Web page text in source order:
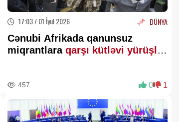
17:03 / 01 İyul 2026 DÜNYA
Cənubi Afrikada qanunsuz
miqrantlara qarşı kütləvi yürüşlər
457 0 1